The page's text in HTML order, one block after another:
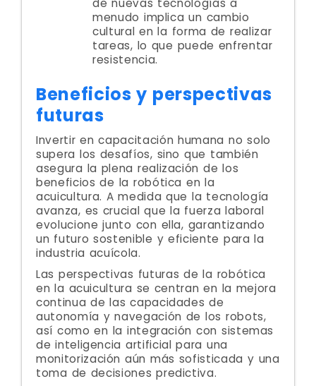
de nuevas tecnologías a
menudo implica un cambio
cultural en la forma de realizar
tareas, lo que puede enfrentar
resistencia.
Beneficios y perspectivas
futuras
Invertir en capacitación humana no solo
supera los desafíos, sino que también
asegura la plena realización de los
beneficios de la robótica en la
acuicultura. A medida que la tecnología
avanza, es crucial que la fuerza laboral
evolucione junto con ella, garantizando
un futuro sostenible y eficiente para la
industria acuícola.
Las perspectivas futuras de la robótica
en la acuicultura se centran en la mejora
continua de las capacidades de
autonomía y navegación de los robots,
así como en la integración con sistemas
de inteligencia artificial para una
monitorización aún más sofisticada y una
toma de decisiones predictiva.